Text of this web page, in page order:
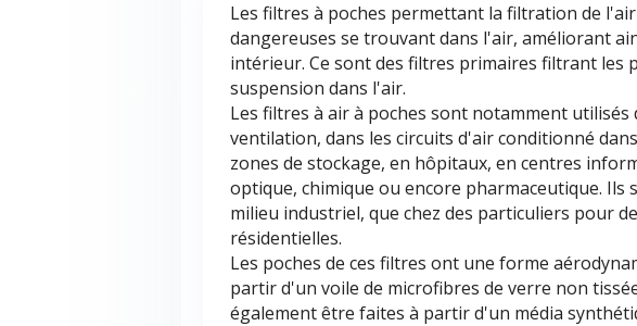
Les filtres à poches permettant la filtration de
dangereuses se trouvant dans l'air, améliorant
intérieur. Ce sont des filtres primaires filtrant les
suspension dans l'air.
Les filtres à air à poches sont notamment utilisés
ventilation, dans les circuits d'air conditionné
zones de stockage, en hôpitaux, en centres
optique, chimique ou encore pharmaceutique. Ils
milieu industriel, que chez des particuliers pour
résidentielles.
Les poches de ces filtres ont une forme
partir d'un voile de microfibres de verre non
également être faites à partir d'un média